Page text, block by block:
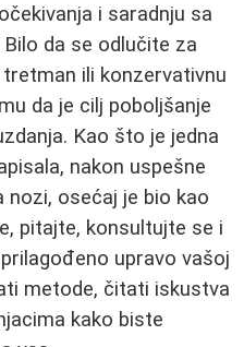
i saradnju sa
da se odlučite za
ili konzervativnu
da je cilj poboljšanje
Kao što je jedna
nakon uspešne
nozi, osećaj je bio kao
pitajte, konsultujte se i
upravo vašoj
metode, čitati iskustva
kako biste